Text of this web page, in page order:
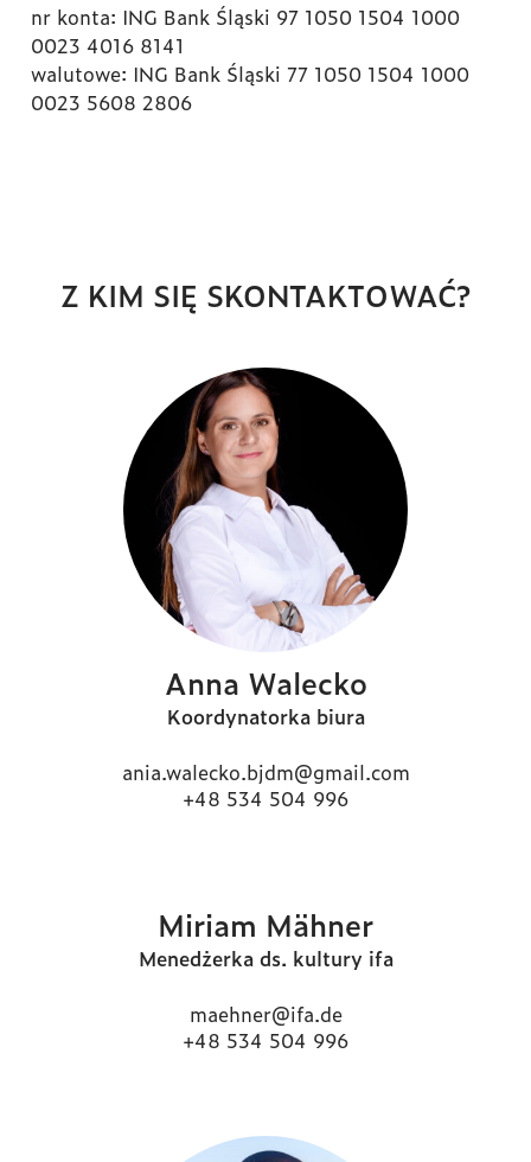
nr konta: ING Bank Śląski 97 1050 1504 1000
0023 4016 8141
walutowe: ING Bank Śląski 77 1050 1504 1000
0023 5608 2806
Z KIM SIĘ SKONTAKTOWAĆ?
Anna Walecko
Koordynatorka biura
ania.walecko.bjdm@gmail.com
+48 534 504 996
Miriam Mähner
Menedżerka ds. kultury ifa
maehner@ifa.de
+48 534 504 996